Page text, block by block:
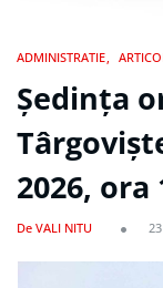
ADMINISTRATIE
Ședința
2026, ora
De VALI NITU